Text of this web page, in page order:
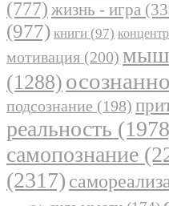
(777) жизнь - игра
(977) книги (97)
мотивация (200)
(1288)
подсознание (198)
реальность
самопознание
(2317)